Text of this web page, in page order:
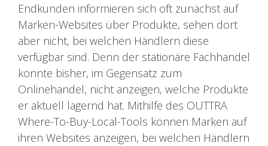
Endkunden informieren sich oft zunächst auf
Marken-Websites über Produkte, sehen dort
aber nicht, bei welchen Händlern diese
verfügbar sind. Denn der stationäre Fachhandel
konnte bisher, im Gegensatz zum
Onlinehandel, nicht anzeigen, welche Produkte
er aktuell lagernd hat. Mithilfe des OUTTRA
Where-To-Buy-Local-Tools können Marken auf
ihren Websites anzeigen, bei welchen Händlern